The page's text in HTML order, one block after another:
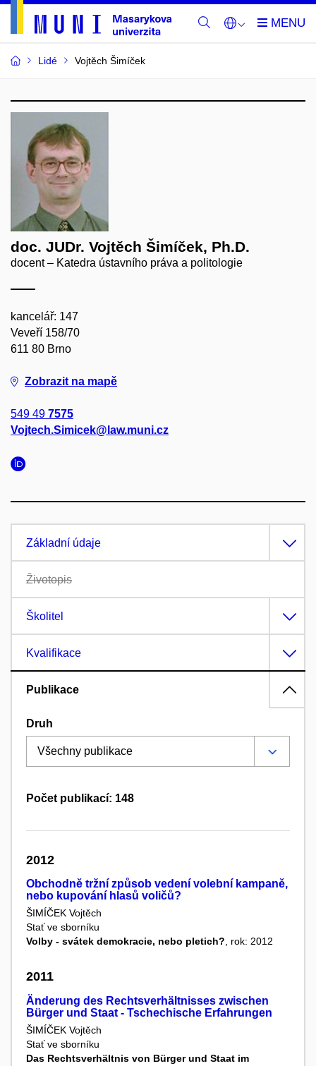
Lidé Vojtěch Šimíček
doc. JUDr. Vojtěch Šimíček, Ph.D.
docent – Katedra ústavního práva a politologie
kancelář: 147
Veveří 158/70
611 80 Brno
Zobrazit na mapě
549 49 7575
Vojtech.Simicek@law.muni.cz
Základní údaje
Životopis
Školitel
Kvalifikace
Publikace
Druh
Počet publikací: 148
2012
Obchodně tržní způsob vedení volební kampaně,
nebo kupování hlasů voličů?
ŠIMÍČEK Vojtěch
Stať ve sborníku
Volby - svátek demokracie, nebo pletich?, rok: 2012
2011
Änderung des Rechtsverhältnisses zwischen
Bürger und Staat - Tschechische Erfahrungen
ŠIMÍČEK Vojtěch
Stať ve sborníku
Das Rechtsverhältnis von Bürger und Staat im